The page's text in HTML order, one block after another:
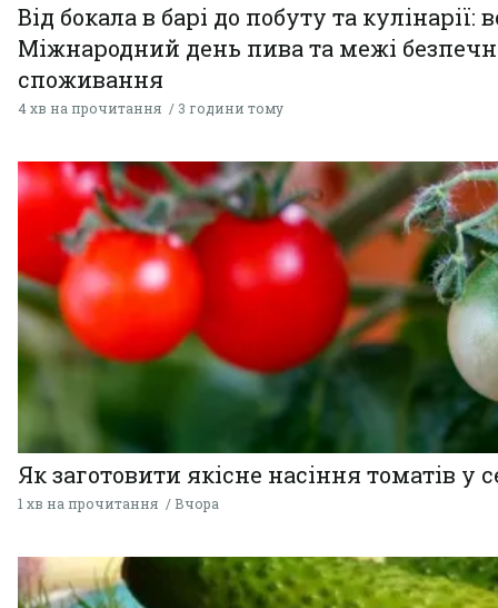
Від бокала в барі до побуту та кулінарії:
Міжнародний день пива та межі
споживання
4 хв на прочитання 3 години тому
Як заготовити якісне насіння томатів у
1 хв на прочитання Вчора